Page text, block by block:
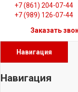
+7 (861) 204-07-44
+7 (989) 126-07-44
Заказать
Навигация
Навигация